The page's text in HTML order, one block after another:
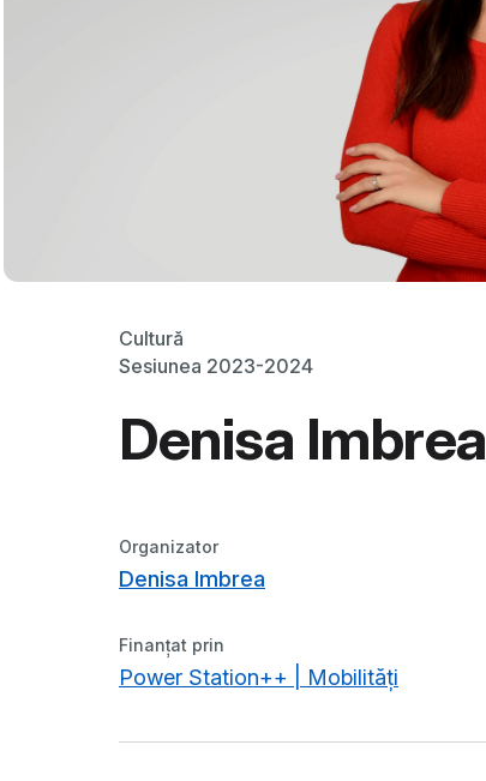
Cultură
Sesiunea 2023-2024
Denisa Imbrea
Organizator
Denisa Imbrea
Finanțat prin
Power Station++ | Mobilități